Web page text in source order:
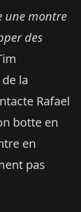
une montre
des
la
Rafael
botte en
en
pas